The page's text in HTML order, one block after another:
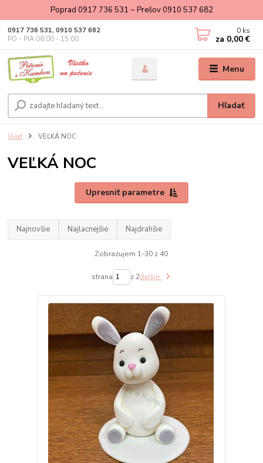
Poprad 0917 736 531 ~ Prešov 0910 537 682
Menu
Hľadať
0917 736 531, 0910 537 682
PO - PIA 08:00 - 15:00
0 ks
za 0,00 €
Úvod VEĽKÁ NOC
VEĽKÁ NOC
Upresniť parametre
Najnovšie Najlacnejšie Najdrahšie
Zobrazujem 1-30 z 40
strana z 2ďalšie